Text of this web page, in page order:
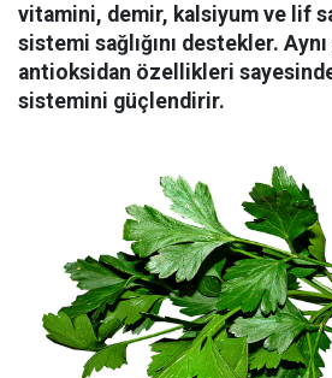
vitamini, demir, kalsiyum ve lif
sistemi sağlığını destekler.
antioksidan özellikleri sayesinde
sistemini güçlendirir.